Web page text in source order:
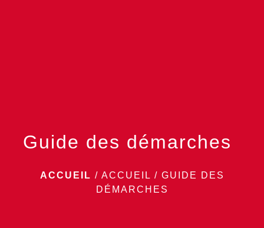
Guide des démarches
ACCUEIL / ACCUEIL / GUIDE DES
DÉMARCHES